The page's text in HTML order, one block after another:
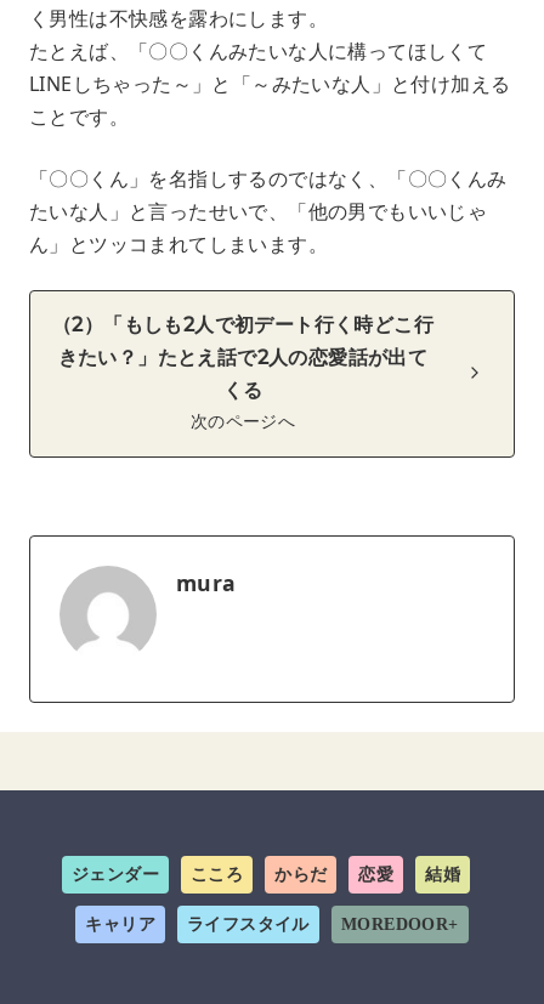
く男性は不快感を露わにします。
たとえば、「〇〇くんみたいな人に構ってほしくて
LINEしちゃった～」と「～みたいな人」と付け加える
ことです。
「〇〇くん」を名指しするのではなく、「〇〇くんみ
たいな人」と言ったせいで、「他の男でもいいじゃ
ん」とツッコまれてしまいます。
（2）「もしも2人で初デート行く時どこ行
きたい？」たとえ話で2人の恋愛話が出て
くる
次のページへ
mura
ジェンダー こころ からだ 恋愛 結婚
キャリア ライフスタイル MOREDOOR+